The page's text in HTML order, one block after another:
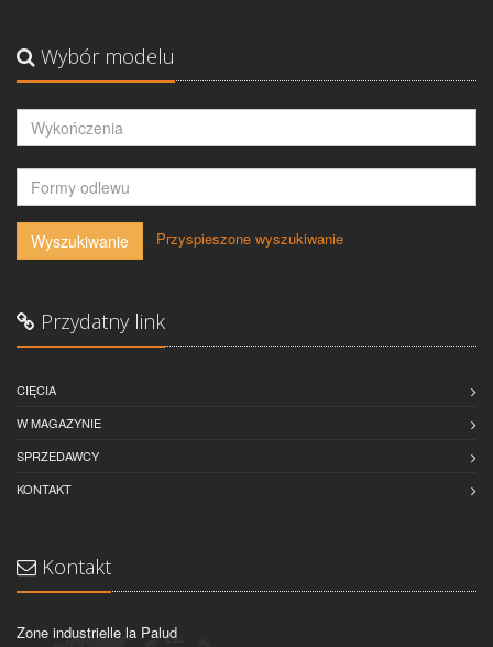
Wybór modelu
Wyszukiwanie Przyspieszone wyszukiwanie
Przydatny link
CIĘCIA
W MAGAZYNIE
SPRZEDAWCY
KONTAKT
Kontakt
Zone industrielle la Palud